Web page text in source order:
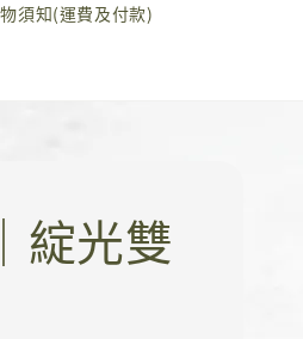
須知(運費及付款)
綻光雙